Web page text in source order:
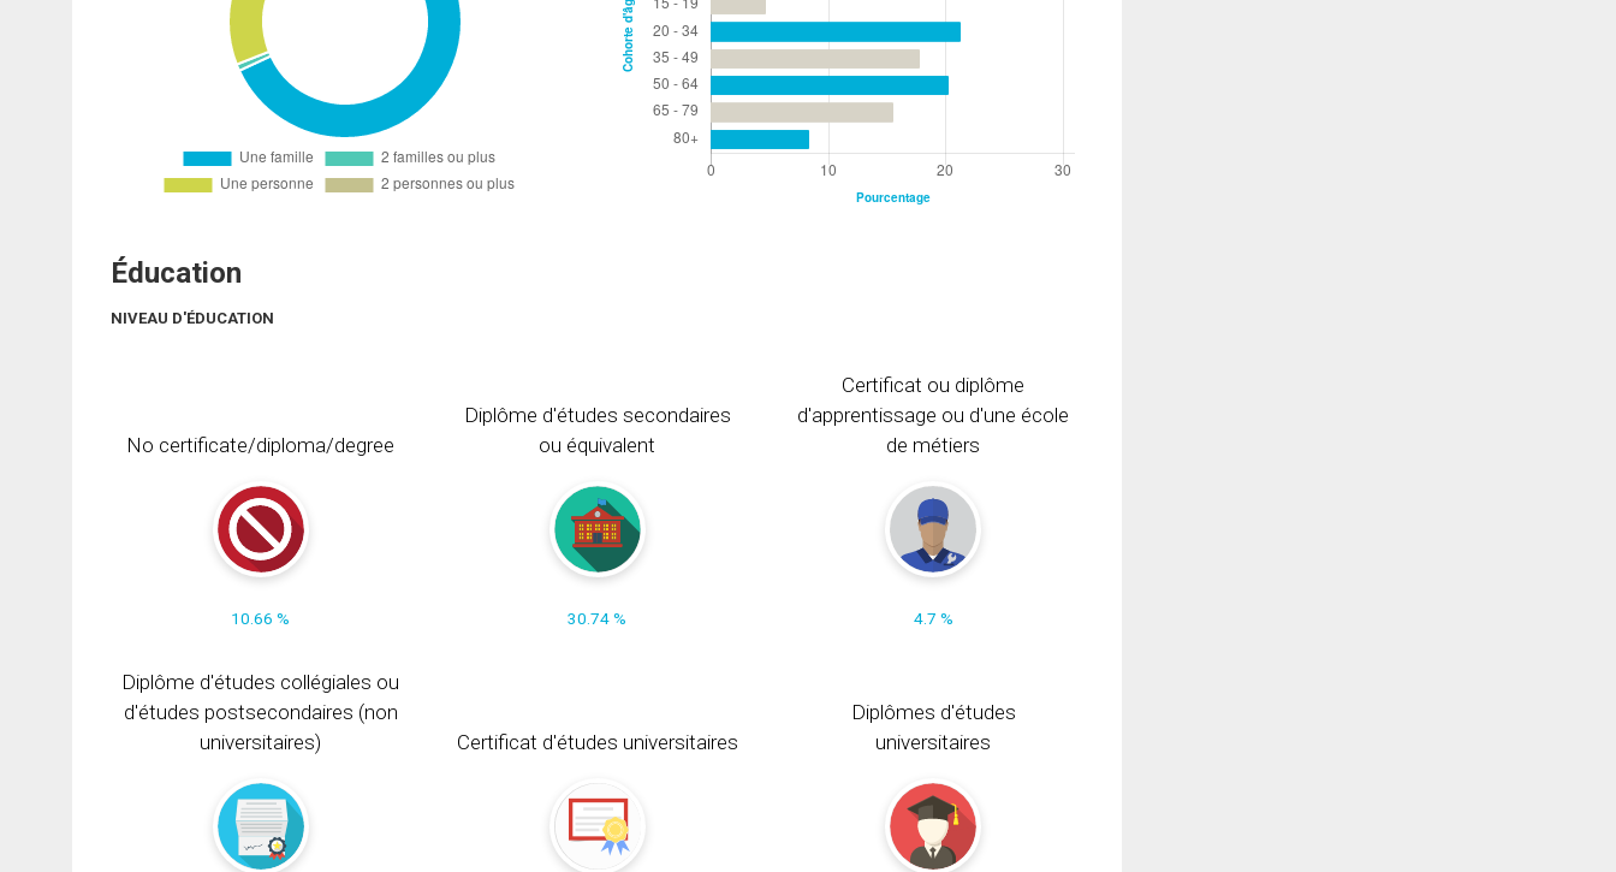
Éducation
NIVEAU D'ÉDUCATION
No certificate/diploma/degree
10.66 %
Diplôme d'études secondaires
ou équivalent
30.74 %
Certificat ou diplôme
d'apprentissage ou d'une école
de métiers
4.7 %
Diplôme d'études collégiales ou
d'études postsecondaires (non
universitaires)
Certificat d'études universitaires
Diplômes d'études
universitaires